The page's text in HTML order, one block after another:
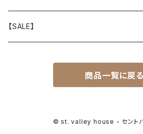
T-SHIRT
迷迭香
Akihiro Wood Works
WEAR
【SALE】
商品一覧に戻る
© st. valley house - セントバ